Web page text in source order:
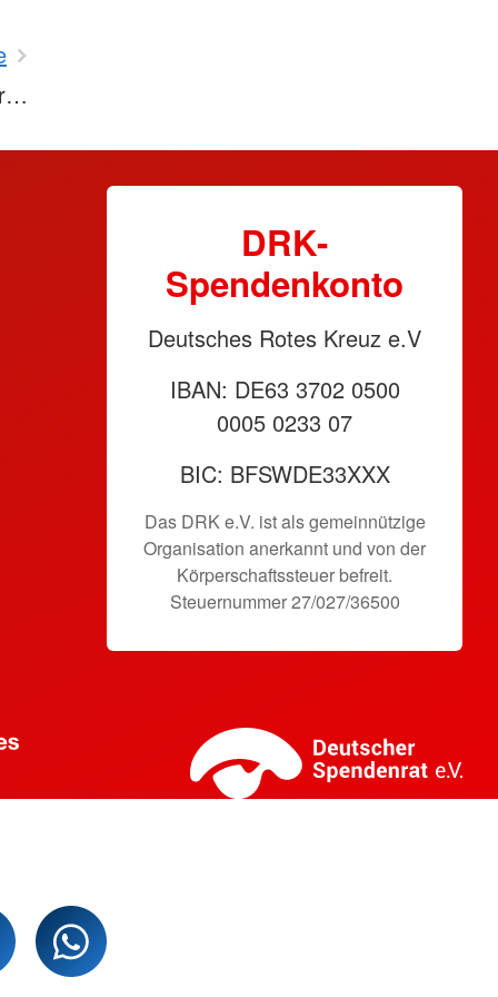
DRK-
Spendenkonto
Deutsches Rotes Kreuz e.V
IBAN: DE63 3702 0500
0005 0233 07
BIC: BFSWDE33XXX
Das DRK e.V. ist als gemeinnützige
Organisation anerkannt und von der
Körperschaftssteuer befreit.
Steuernummer 27/027/36500